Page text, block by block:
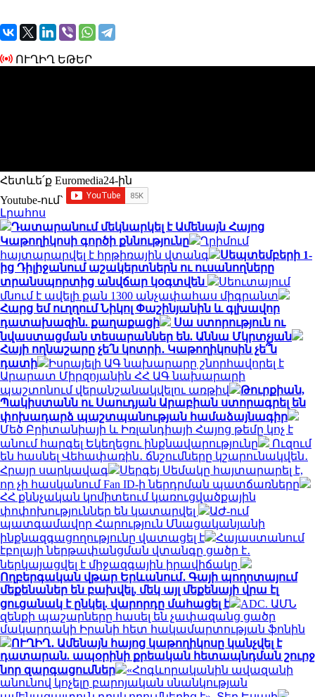
ՈՒՂԻՂ ԵԹԵՐ
Հետևե՛ք Euromedia24-ին
Youtube-ում`
Լրահոս
Դատարանում մեկնարկել է Ամենայն Հայոց
Կաթողիկոսի գործի քննությունը
Ղրիմում
հայտարարվել է հրթիռային վտանգ
Սեպտեմբերի 1-
ից Դիլիջանում աշակերտներն ու ուսանողները
տրանսպորտից անվճար կօգտվեն
Սեուտայում
մնում է ավելի քան 1300 անչափահաս միգրանտ
Հարց եմ ուղղում Նիկոլ Փաշինյանին և գլխավոր
դատախազին. քաղաքացի
Սա ստորություն ու
նվաստացման տեսարաններ են. Աննա Մկրտչյան
Հայի ողնաշարը չե՛ն կոտրի․ Կաթողիկոսին չե՞ն
դատի
Իսրայելի ԱԳ նախարարը շնորհավորել է
Արարատ Միրզոյանին ՀՀ ԱԳ նախարարի
պաշտոնում վերանշանակվելու առթիվ
Թուրքիան,
Պակիստանն ու Սաուդյան Արաբիան ստորագրել են
փոխադարձ պաշտպանության համաձայնագիր
Մեծ Բրիտանիայի և Իռլանդիայի Հայոց թեմը կոչ է
անում հարգել Եկեղեցու ինքնավարությունը
Ուզում
են հասնել Վեհափառին․ ճնշումները կշարունակվեն․
Հրայր սարկավագ
Սերգեյ Սեմակը հայտարարել է,
որ չի հասկանում Fan ID-ի ներդրման պատճառները
ՀՀ քննչական կոմիտեում կառուցվածքային
փոփոխություններ են կատարվել
ԱԺ-ում
պատգամավոր Հարություն Մնացականյանի
ինքնազգացողությունը վատացել է
Հայաստանում
էբոլայի ներթափանցման վտանգը ցածր է․
ներկայացվել է միջազգային իրավիճակը
Ողբերգական վթար Երևանում․ Գայի պողոտայում
մեքենաներ են բախվել, մեկ այլ մեքենայի վրա էլ
ցուցանակ է ընկել. վարորդը մահացել է
ADC. ԱՄՆ
զենքի պաշարները հասել են չափազանց ցածր
մակարդակի Իրանի հետ հակամարտության ֆոնին
ՈՒՂԻՂ․ Ամենայն հայոց կաթողիկոսը կանչվել է
դատարան. ապօրինի քրեական հետապնդման շուրջ
նոր զարգացումներ
«Հոգևորականին ավազանի
անունով կոչելը բարոյական սնանկության